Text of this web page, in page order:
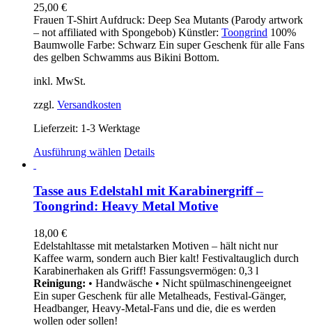
können
auf
der
Produktseite
25,00 €
Frauen T-Shirt Aufdruck: Deep Sea Mutants (Parody artwork
– not affiliated with Spongebob) Künstler: Toongrind 100%
Baumwolle Farbe: Schwarz Ein super Geschenk für alle Fans
des gelben Schwamms aus Bikini Bottom.
inkl. MwSt.
zzgl. Versandkosten
Lieferzeit: 1-3 Werktage
Ausführung wählen Dieses
mehrere
Varianten
auf.
können
auf
der
Produktseite
gewählt
werden
Details
Tasse aus Edelstahl mit Karabinergriff –
Toongrind: Heavy Metal Motive
18,00 €
Edelstahltasse mit metalstarken Motiven – hält nicht nur
Kaffee warm, sondern auch Bier kalt! Festivaltauglich durch
Karabinerhaken als Griff! Fassungsvermögen: 0,3 l
Reinigung: • Handwäsche • Nicht spülmaschinengeeignet
Ein super Geschenk für alle Metalheads, Festival-Gänger,
Headbanger, Heavy-Metal-Fans und die, die es werden
wollen oder sollen!